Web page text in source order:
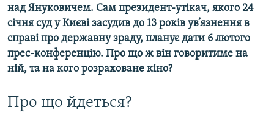
над Януковичем. Сам президент-утікач, якого 24
січня суд у Києві засудив до 13 років ув’язнення в
справі про державну зраду, планує дати 6 лютого
прес-конференцію. ​Про що ж він говоритиме на
ній, та на кого розраховане кіно?
Про що йдеться?